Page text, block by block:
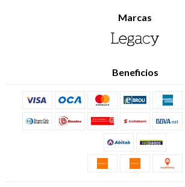
Marcas
Beneficios
Canjear
Envíos, cambios y devoluciones